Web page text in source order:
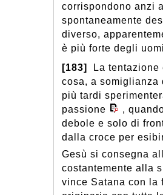
corrispondono anzi
spontaneamente
diverso,
è più forte degli
[183]
La
cosa, a
più tardi
passione
,
debole e solo di
dalla croce per
Gesù si consegna
costantemente alla
vince Satana con la